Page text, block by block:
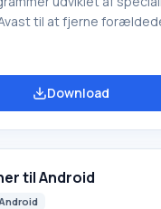
til at fjerne
og billedminiaturer
hukommelse.
sig for at downloade
Download
til Android